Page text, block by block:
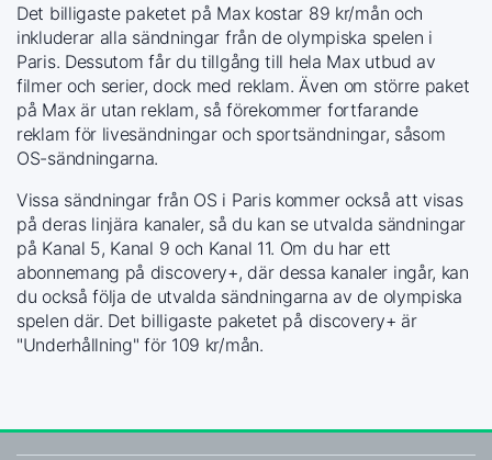
Det billigaste paketet på Max kostar 89 kr/mån och
inkluderar alla sändningar från de olympiska spelen i
Paris. Dessutom får du tillgång till hela Max utbud av
filmer och serier, dock med reklam. Även om större paket
på Max är utan reklam, så förekommer fortfarande
reklam för livesändningar och sportsändningar, såsom
OS-sändningarna.
Vissa sändningar från OS i Paris kommer också att visas
på deras linjära kanaler, så du kan se utvalda sändningar
på Kanal 5, Kanal 9 och Kanal 11. Om du har ett
abonnemang på discovery+, där dessa kanaler ingår, kan
du också följa de utvalda sändningarna av de olympiska
spelen där. Det billigaste paketet på discovery+ är
"Underhållning" för 109 kr/mån.